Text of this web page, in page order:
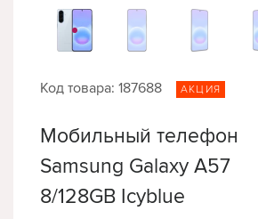
Код товара: 187688 АКЦИЯ
Мобильный телефон
Samsung Galaxy A57
8/128GB Icyblue